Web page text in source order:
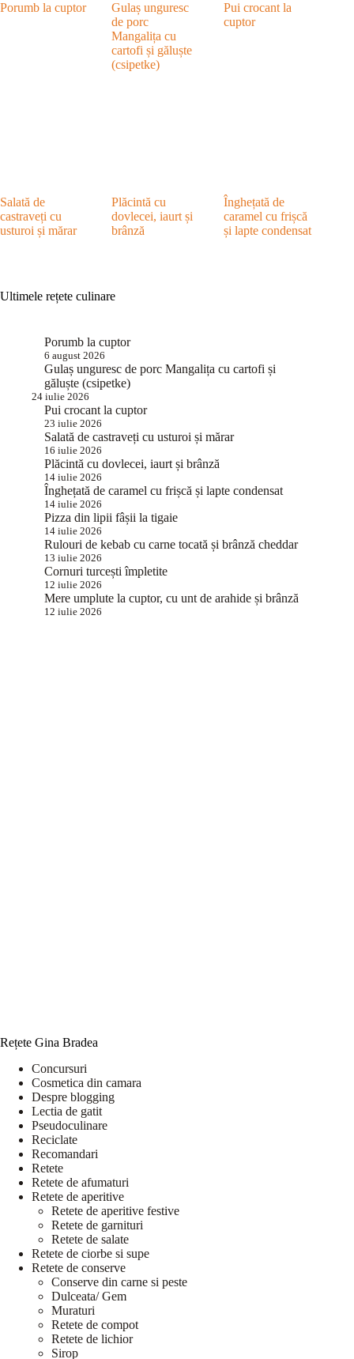
Porumb la cuptor
Gulaș unguresc
de porc
Mangalița cu
cartofi și găluște
(csipetke)
Pui crocant la
cuptor
Salată de
castraveți cu
usturoi și mărar
Plăcintă cu
dovlecei, iaurt și
brânză
Înghețată de
caramel cu frișcă
și lapte condensat
Ultimele rețete culinare
Porumb la cuptor
6 august 2026
Gulaș unguresc de porc Mangalița cu cartofi și
găluște (csipetke)
24 iulie 2026
Pui crocant la cuptor
23 iulie 2026
Salată de castraveți cu usturoi și mărar
16 iulie 2026
Plăcintă cu dovlecei, iaurt și brânză
14 iulie 2026
Înghețată de caramel cu frișcă și lapte condensat
14 iulie 2026
Pizza din lipii fâșii la tigaie
14 iulie 2026
Rulouri de kebab cu carne tocată și brânză cheddar
13 iulie 2026
Cornuri turcești împletite
12 iulie 2026
Mere umplute la cuptor, cu unt de arahide și brânză
12 iulie 2026
Rețete Gina Bradea
Concursuri
Cosmetica din camara
Despre blogging
Lectia de gatit
Pseudoculinare
Reciclate
Recomandari
Retete
Retete de afumaturi
Retete de aperitive
Retete de aperitive festive
Retete de garnituri
Retete de salate
Retete de ciorbe si supe
Retete de conserve
Conserve din carne si peste
Dulceata/ Gem
Muraturi
Retete de compot
Retete de lichior
Sirop